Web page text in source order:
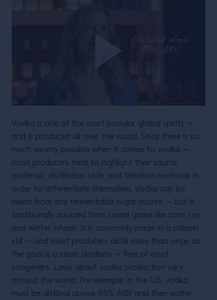
Vodka is one of the most popular global spirits –
and is produced all over the world. Since there is so
much variety possible when it comes to vodka –
most producers tend to highlight their source
materials, distillation style, and filtration methods in
order to differentiate themselves. Vodka can be
made from any fermentable sugar source – but is
traditionally sourced from cereal grains like corn, rye,
and winter wheat. It is commonly made in a column
still – and most producers distill more than once, as
the goal is a clean distillate – free of most
congeners. Laws about vodka production vary
around the world. For example, in the U.S, vodka
must be distilled above 95% ABV and then water